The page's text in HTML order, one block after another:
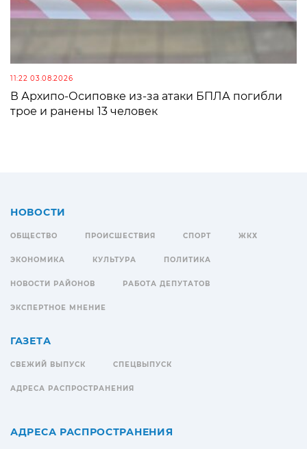
11:22 03.08.2026
В Архипо-Осиповке из-за атаки БПЛА погибли
трое и ранены 13 человек
НОВОСТИ
ОБЩЕСТВО ПРОИСШЕСТВИЯ СПОРТ ЖКХ
ЭКОНОМИКА КУЛЬТУРА ПОЛИТИКА
НОВОСТИ РАЙОНОВ РАБОТА ДЕПУТАТОВ
ЭКСПЕРТНОЕ МНЕНИЕ
ГАЗЕТА
СВЕЖИЙ ВЫПУСК СПЕЦВЫПУСК
АДРЕСА РАСПРОСТРАНЕНИЯ
АДРЕСА РАСПРОСТРАНЕНИЯ